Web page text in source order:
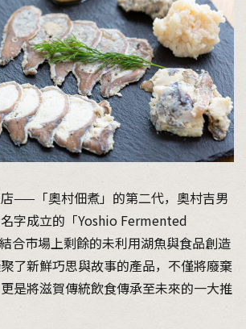
——「奧村佃煮」的第二代，奧村吉男
字成立的「Yoshio Fermented
合市場上剩餘的未利用湖魚與食品創造
了新鮮巧思與故事的產品，不僅將廢棄
是將滋賀傳統飲食傳承至未來的一大推